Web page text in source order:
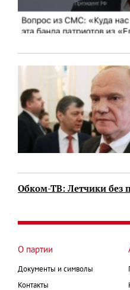
Обком-ТВ: Летчики без
О партии
Документы и символы
Контакты